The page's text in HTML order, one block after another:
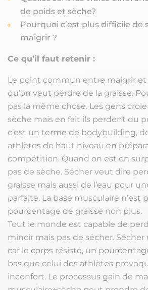
de poids et sèche?
Pourquoi c’est plus difficile de
maigrir ?
Ce qu’il faut retenir :
Le point commun entre maigrir et
qu’on veut perdre de la graisse.
pas la même chose. Les gens
sèche mais en fait ils perdent du
c’est un terme de bodybuilding,
athlètes de haut niveau en
compétition. Quand on est en
pas de sèche. Sécher veut dire
graisse mais aussi de l’eau pour
parfaite. La base musculaire n’est
pourcentage de graisse non plus.
Tout le monde est capable de
mincir mais pas de sécher. Sécher
car le corps résiste, un
bas que celui des athlètes
inconfort. Le processus gain de